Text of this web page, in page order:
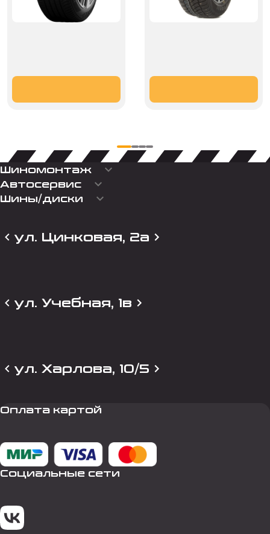
Шиномонтаж keyboard_arrow_down
Автосервис keyboard_arrow_down
Шины/диски keyboard_arrow_down
ул. Цинковая, 2а
ул. Учебная, 1в
ул. Харлова, 10/5
Оплата картой
Социальные сети